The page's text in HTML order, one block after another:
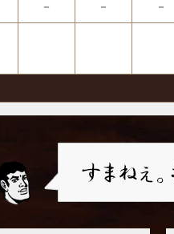
－
－
－